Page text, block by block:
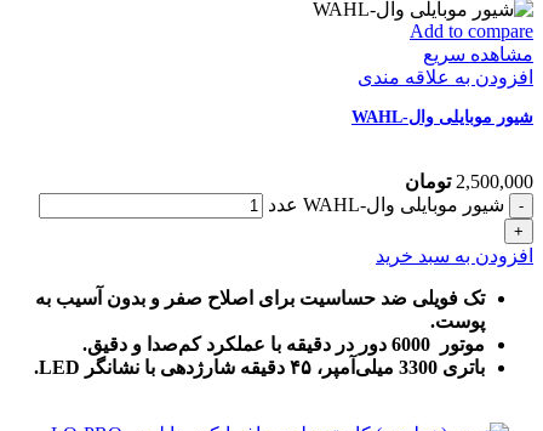
Add to compare
مشاهده سریع
افزودن به علاقه مندی
شیور موبایلی وال-WAHL
2,500,000 تومان
شیور موبایلی وال-WAHL عدد
افزودن به سبد خرید
تک فویلی ضد حساسیت برای اصلاح صفر و بدون آسیب به
پوست.
موتور 6000 دور در دقیقه با عملکرد کم‌صدا و دقیق.
باتری 3300 میلی‌آمپر، ۴۵ دقیقه شارژدهی با نشانگر LED.